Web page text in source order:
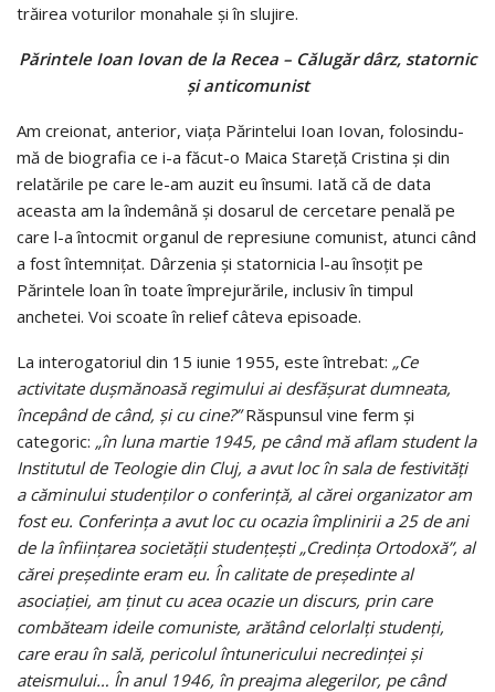
trăirea voturilor monahale şi în slujire.
Părintele Ioan Iovan de la Recea – Călugăr dârz, statornic
şi anticomunist
Am creionat, anterior, viaţa Părintelui Ioan Iovan, folosindu-
mă de biografia ce i-a făcut-o Maica Stareţă Cristina şi din
relatările pe care le-am auzit eu însumi. Iată că de data
aceasta am la îndemână şi dosarul de cercetare penală pe
care l-a întocmit organul de represiune comunist, atunci când
a fost întemniţat. Dârzenia şi statornicia l-au însoţit pe
Părintele loan în toate împrejurările, inclusiv în timpul
anchetei. Voi scoate în relief câteva episoade.
La interogatoriul din 15 iunie 1955, este întrebat: „Ce
activitate duşmănoasă regimului ai desfăşurat dumneata,
începând de când, şi cu cine?”Răspunsul vine ferm şi
categoric: „în luna martie 1945, pe când mă aflam student la
Institutul de Teologie din Cluj, a avut loc în sala de festivităţi
a căminului studenţilor o conferinţă, al cărei organizator am
fost eu. Conferinţa a avut loc cu ocazia împlinirii a 25 de ani
de la înfiinţarea societăţii studenţeşti „Credinţa Ortodoxă”, al
cărei preşedinte eram eu. În calitate de preşedinte al
asociaţiei, am ţinut cu acea ocazie un discurs, prin care
combăteam ideile comuniste, arătând celorlalţi studenţi,
care erau în sală, pericolul întunericului necredinţei şi
ateismului… În anul 1946, în preajma alegerilor, pe când